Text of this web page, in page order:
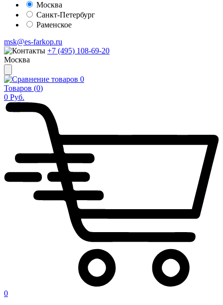
Москва
Санкт-Петербург
Раменское
msk@es-farkop.ru
+7 (495) 108-69-20
Москва
0
Товаров (0)
0 Руб.
0